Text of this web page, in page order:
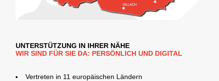
UNTERSTÜTZUNG IN IHRER NÄHE
WIR SIND FÜR SIE DA: PERSÖNLICH UND DIGITAL
Vertreten in 11 europäischen Ländern